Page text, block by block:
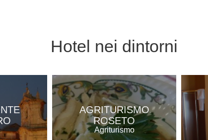
Hotel nei dintorni
AGRITURISMO
ROSETO
Agriturismo